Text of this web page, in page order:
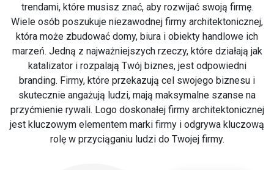
trendami, które musisz znać, aby rozwijać swoją firmę.
Wiele osób poszukuje niezawodnej firmy architektonicznej,
która może zbudować domy, biura i obiekty handlowe ich
marzeń. Jedną z najważniejszych rzeczy, które działają jak
katalizator i rozpalają Twój biznes, jest odpowiedni
branding. Firmy, które przekazują cel swojego biznesu i
skutecznie angażują ludzi, mają maksymalne szanse na
przyćmienie rywali. Logo doskonałej firmy architektonicznej
jest kluczowym elementem marki firmy i odgrywa kluczową
rolę w przyciąganiu ludzi do Twojej firmy.